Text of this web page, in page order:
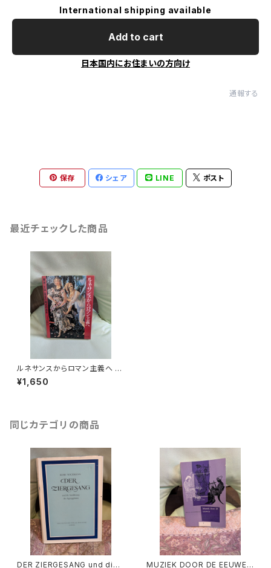
International shipping available
Add to cart
日本国内にお住まいの方向け
通報する
保存 シェア LINE ポスト
最近チェックした商品
ルネサンスからロマン主義へ 美
術・文学・音楽の様式の流れ【著
者：フレデリック・アーツ 訳：望
¥1,650
同じカテゴリの商品
DER ZIERGESANG und die MUZIEK DOOR DE EEUWEN